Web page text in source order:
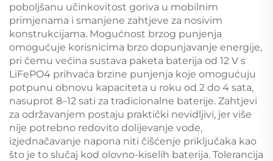
poboljšanu učinkovitost goriva u mobilnim
primjenama i smanjene zahtjeve za nosivim
konstrukcijama. Mogućnost brzog punjenja
omogućuje korisnicima brzo dopunjavanje energije,
pri čemu većina sustava paketa baterija od 12 V s
LiFePO4 prihvaća brzine punjenja koje omogućuju
potpunu obnovu kapaciteta u roku od 2 do 4 sata,
nasuprot 8–12 sati za tradicionalne baterije. Zahtjevi
za održavanjem postaju praktički nevidljivi, jer više
nije potrebno redovito dolijevanje vode,
izjednačavanje napona niti čišćenje priključaka kao
što je to slučaj kod olovno-kiselih baterija. Tolerancija